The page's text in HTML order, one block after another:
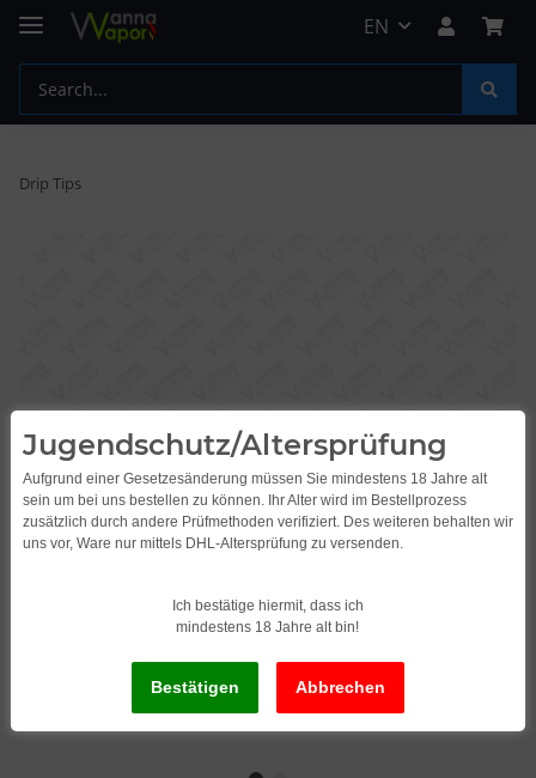
EN
Drip Tips
Jugendschutz/Altersprüfung
Aufgrund einer Gesetzesänderung müssen Sie mindestens 18 Jahre alt
sein um bei uns bestellen zu können. Ihr Alter wird im Bestellprozess
zusätzlich durch andere Prüfmethoden verifiziert. Des weiteren behalten wir
uns vor, Ware nur mittels DHL-Altersprüfung zu versenden.
Ich bestätige hiermit, dass ich
mindestens 18 Jahre alt bin!